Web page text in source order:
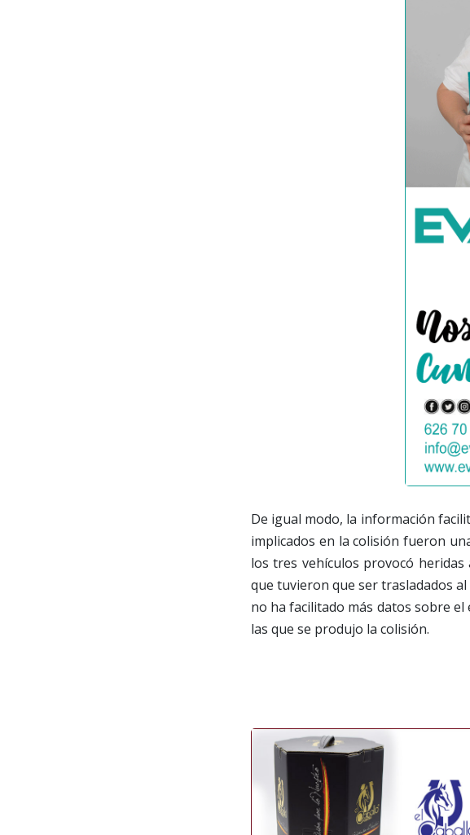
De igual modo, la información
implicados en la colisión fueron
los tres vehículos provocó
que tuvieron que ser trasladados
no ha facilitado más datos sobre
las que se produjo la colisión.